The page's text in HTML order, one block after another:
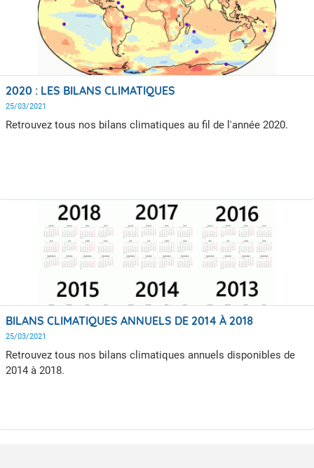
2020 : LES BILANS CLIMATIQUES
25/03/2021
Retrouvez tous nos bilans climatiques au fil de l'année 2020.
BILANS CLIMATIQUES ANNUELS DE 2014 À 2018
25/03/2021
Retrouvez tous nos bilans climatiques annuels disponibles de
2014 à 2018.